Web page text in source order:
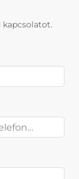
kapcsolatot.